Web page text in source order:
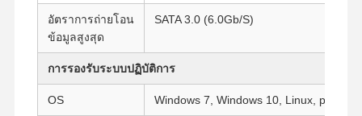
NAS มินิพีซี
Celeron มินิ PC
คอร์มมินิพีซี
อัตราการถ่ายโอน
ข้อมูลสูงสุด
SATA 3.0 (6.0Gb/S)
การรองรับระบบปฏิบัติการ
OS Windows 7, Windows 10, Linux,